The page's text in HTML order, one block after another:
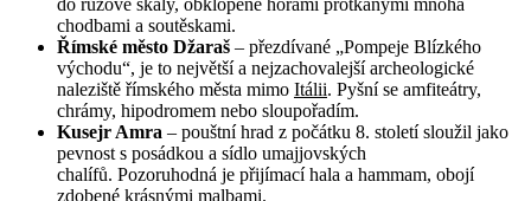
chodbami a soutěskami.
Římské město Džaraš – přezdívané „Pompeje Blízkého
východu“, je to největší a nejzachovalejší archeologické
naleziště římského města mimo Itálii. Pyšní se amfiteátry,
chrámy, hipodromem nebo sloupořadím.
Kusejr Amra – pouštní hrad z počátku 8. století sloužil jako
pevnost s posádkou a sídlo umajjovských
chalífů. Pozoruhodná je přijímací hala a hammam, obojí
zdobené krásnými malbami.